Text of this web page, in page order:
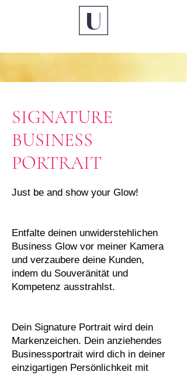
SIGNATURE
BUSINESS
PORTRAIT
Just be and show your Glow!
Entfalte deinen unwiderstehlichen
Business Glow vor meiner Kamera
und verzaubere deine Kunden,
indem du Souveränität und
Kompetenz ausstrahlst.
Dein Signature Portrait wird dein
Markenzeichen. Dein anziehendes
Businessportrait wird dich in deiner
einzigartigen Persönlichkeit mit